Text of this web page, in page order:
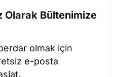
Olarak Bültenimize
olmak için
e-posta